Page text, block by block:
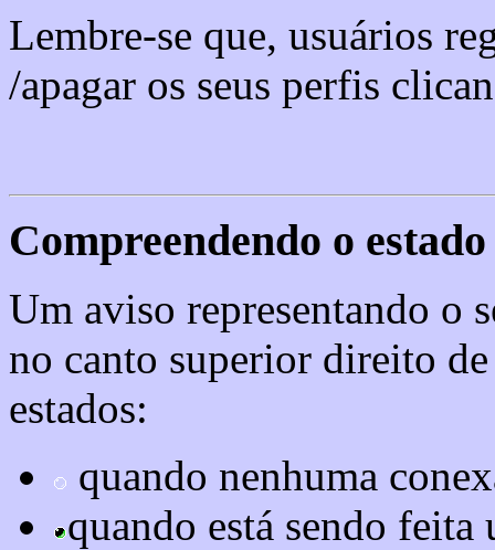
Lembre-se que, usuários
/apagar os seus perfis
Compreendendo o
Um aviso representando o
no canto superior direito
estados:
quando nenhuma
quando está sendo feita